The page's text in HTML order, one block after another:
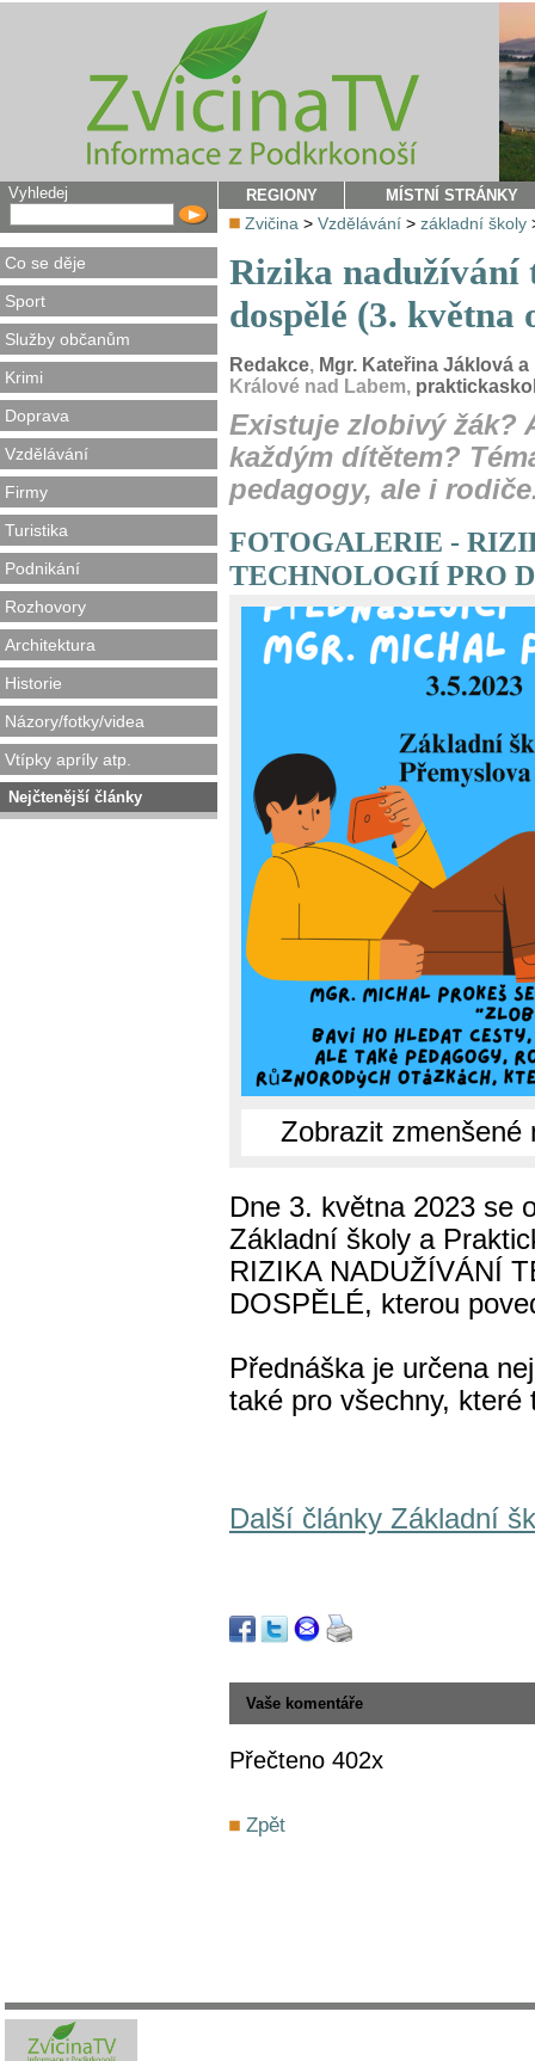
Vyhledej
Co se děje
Sport
Služby občanům
Krimi
Doprava
Vzdělávání
Firmy
Turistika
Podnikání
Rozhovory
Architektura
Historie
Názory/fotky/videa
Vtípky apríly atp.
Nejčtenější články
REGIONY MÍSTNÍ STRÁNKY
Zvičina > Vzdělávání > základní školy
Rizika nadužívání
dospělé (3. května
Redakce, Mgr. Kateřina Jáklová
Králové nad Labem,
Existuje zlobivý žák?
každým dítětem?
pedagogy, ale i
FOTOGALERIE -
TECHNOLOGIÍ PRO
Zobrazit zmenšené
Dne 3. května 2023 se
Základní školy a
RIZIKA NADUŽÍVÁNÍ
DOSPĚLÉ, kterou
Přednáška je určena
také pro všechny,
Další články Základní
Vaše komentáře
Přečteno 402x
Zpět